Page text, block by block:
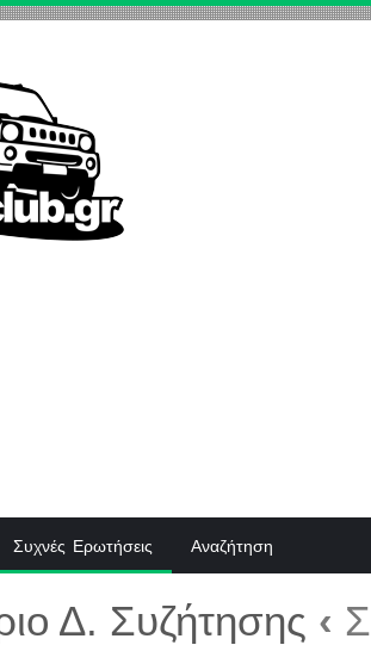
Συχνές Ερωτήσεις Αναζήτηση
Δ. Συζήτησης ‹